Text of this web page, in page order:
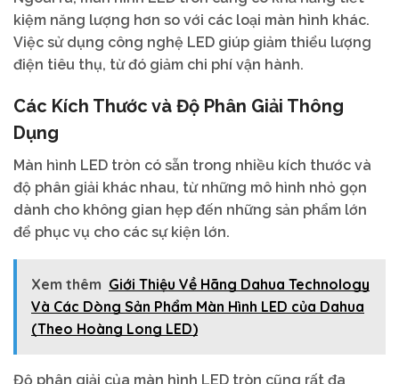
kiệm năng lượng hơn so với các loại màn hình khác.
Việc sử dụng công nghệ LED giúp giảm thiểu lượng
điện tiêu thụ, từ đó giảm chi phí vận hành.
Các Kích Thước và Độ Phân Giải Thông
Dụng
Màn hình LED tròn có sẵn trong nhiều kích thước và
độ phân giải khác nhau, từ những mô hình nhỏ gọn
dành cho không gian hẹp đến những sản phẩm lớn
để phục vụ cho các sự kiện lớn.
Xem thêm Giới Thiệu Về Hãng Dahua Technology
Và Các Dòng Sản Phẩm Màn Hình LED của Dahua
(Theo Hoàng Long LED)
Độ phân giải của màn hình LED tròn cũng rất đa